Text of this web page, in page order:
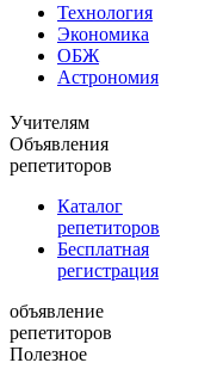
Технология
Экономика
ОБЖ
Астрономия
Учителям
Объявления
репетиторов
Каталог
репетиторов
Бесплатная
регистрация
объявление
репетиторов
Полезное